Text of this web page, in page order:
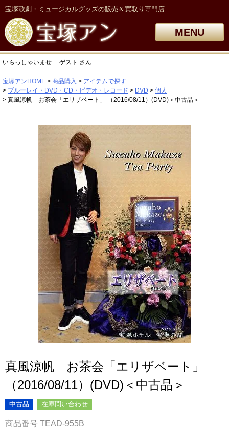
宝塚歌劇・ミュージカルグッズの販売＆買取り専門店
MENU
いらっしゃいませ ゲスト さん
宝塚アンHOME 商品購入
アイテムで探す
ブルーレイ・DVD・CD・ビデオ・レコード
DVD
個人
真風涼帆 お茶会「エリザベート」 （2016/08/11）(DVD)＜中古品＞
真風涼帆 お茶会「エリザベート」
（2016/08/11）(DVD)＜中古品＞
中古品 在庫問い合わせ
商品番号 TEAD-955B